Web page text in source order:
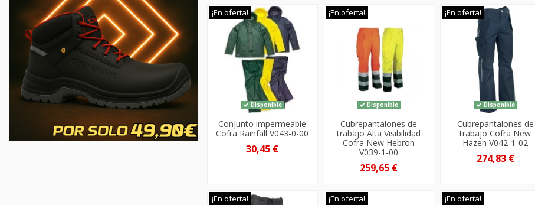
¡En oferta!
Disponible
Conjunto impermeable
Cofra Rainfall V043-0-00
30,45 €
¡En oferta!
Disponible
Cubrepantalones de
trabajo Alta Visibilidad
Cofra New Hebron
V039-1-00
259,65 €
¡En oferta!
Disponible
Cubrepantalones de
trabajo Cofra New
Hazen V042-1-02
274,83 €
¡En oferta! ¡En oferta! ¡En oferta!